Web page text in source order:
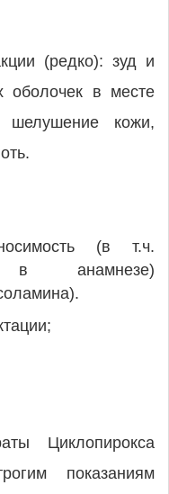
(редко): зуд и
оболочек в месте
шелушение кожи,
(в т.ч.
в анамнезе)
Циклопирокса
показаниям